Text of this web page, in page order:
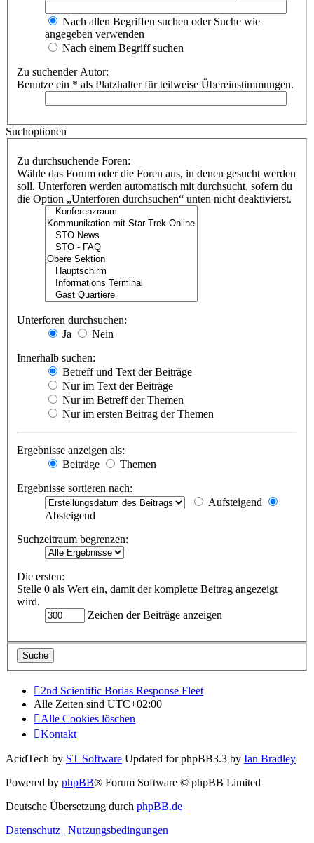
Nach allen Begriffen suchen oder Suche wie
angegeben verwenden
Nach einem Begriff suchen
Zu suchender Autor:
Benutze ein * als Platzhalter für teilweise Übereinstimmungen.
Suchoptionen
Zu durchsuchende Foren:
Wähle das Forum oder die Foren aus, in denen gesucht werden
soll. Unterforen werden automatisch mit durchsucht, sofern du
die Option „Unterforen durchsuchen“ unten nicht deaktivierst.
Unterforen durchsuchen:
Ja
Nein
Innerhalb suchen:
Betreff und Text der Beiträge
Nur im Text der Beiträge
Nur im Betreff der Themen
Nur im ersten Beitrag der Themen
Ergebnisse anzeigen als:
Beiträge
Themen
Ergebnisse sortieren nach:
Aufsteigend
Absteigend
Suchzeitraum begrenzen:
Die ersten:
Stelle 0 als Wert ein, damit der komplette Beitrag angezeigt
wird.
Zeichen der Beiträge anzeigen
2nd Scientific Borias Response Fleet
Alle Zeiten sind UTC+02:00
Alle Cookies löschen
Kontakt
AcidTech by ST Software Updated for phpBB3.3 by Ian Bradley
Powered by phpBB® Forum Software © phpBB Limited
Deutsche Übersetzung durch phpBB.de
Datenschutz | Nutzungsbedingungen